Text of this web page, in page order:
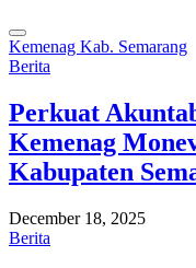
Kemenag Kab. Semarang
Berita
Perkuat
Kemenag
Kabupaten
December 18, 2025
Berita